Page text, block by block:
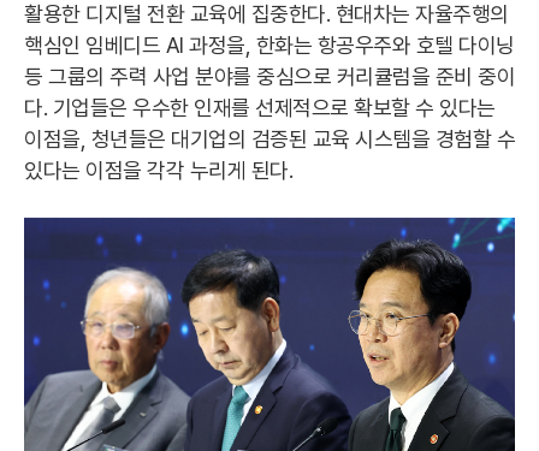
활용한 디지털 전환 교육에 집중한다. 현대차는 자율주행의
핵심인 임베디드 AI 과정을, 한화는 항공우주와 호텔 다이닝
등 그룹의 주력 사업 분야를 중심으로 커리큘럼을 준비 중이
다. 기업들은 우수한 인재를 선제적으로 확보할 수 있다는
이점을, 청년들은 대기업의 검증된 교육 시스템을 경험할 수
있다는 이점을 각각 누리게 된다.